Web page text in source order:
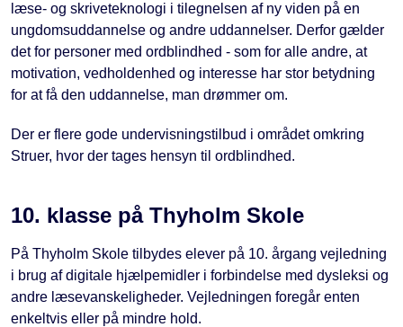
læse- og skriveteknologi i tilegnelsen af ny viden på en
ungdomsuddannelse og andre uddannelser. Derfor gælder
det for personer med ordblindhed - som for alle andre, at
motivation, vedholdenhed og interesse har stor betydning
for at få den uddannelse, man drømmer om.
Der er flere gode undervisningstilbud i området omkring
Struer, hvor der tages hensyn til ordblindhed.
10. klasse på Thyholm Skole
På Thyholm Skole tilbydes elever på 10. årgang vejledning
i brug af digitale hjælpemidler i forbindelse med dysleksi og
andre læsevanskeligheder. Vejledningen foregår enten
enkeltvis eller på mindre hold.